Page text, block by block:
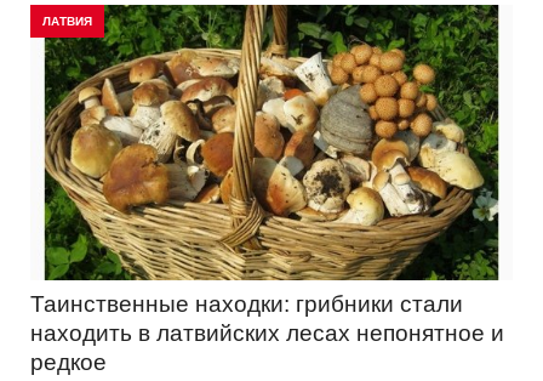
ЛАТВИЯ
Таинственные находки: грибники стали
находить в латвийских лесах непонятное и
редкое